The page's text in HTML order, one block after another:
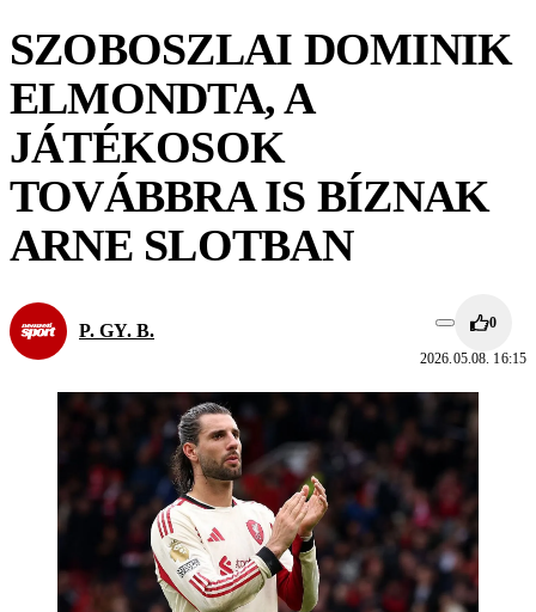
SZOBOSZLAI DOMINIK
ELMONDTA, A
JÁTÉKOSOK
TOVÁBBRA IS BÍZNAK
ARNE SLOTBAN
P. GY. B. 0
2026.05.08. 16:15